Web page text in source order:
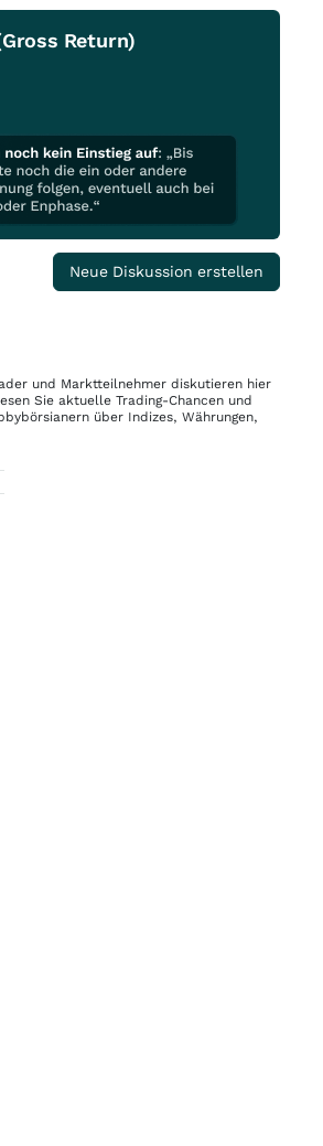
Return)
Neue Diskussion erstellen
und Marktteilnehmer diskutieren hier
Sie aktuelle Trading-Chancen und
über Indizes, Währungen,